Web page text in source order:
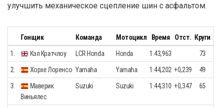
улучшить механическое сцепление шин с асфальтом.
Гонщик Команда Мотоцикл Время Отст. Круги
1. Кэл Кратчлоу LCR Honda Honda 1.43,963 73
2. Хорхе Лоренсо Yamaha Yamaha 1.44,202 +0,239 49
3.
Маверик
Виньялес
Suzuki Suzuki 1.44,310 +0,347 65